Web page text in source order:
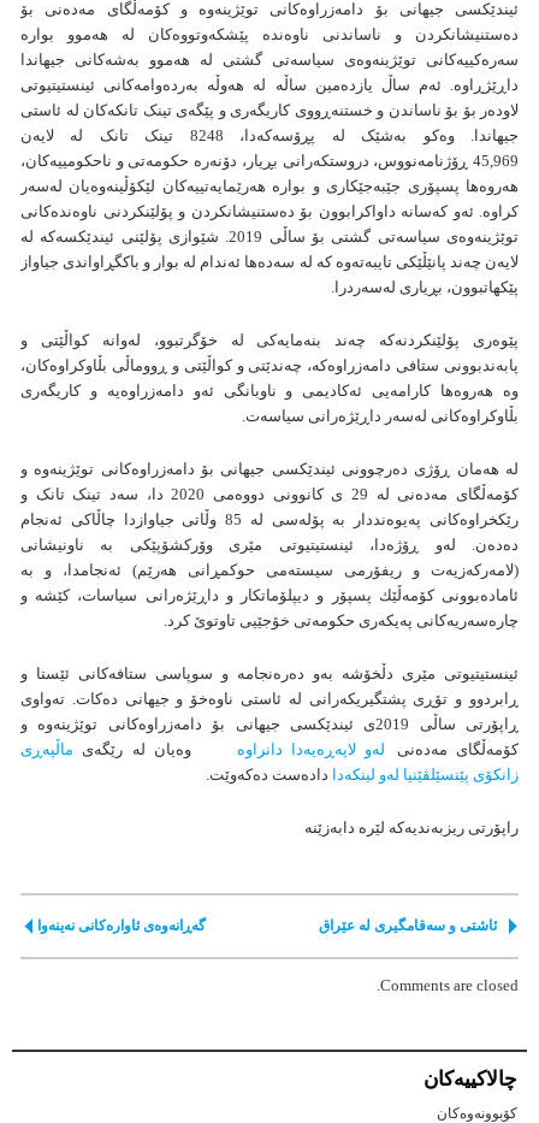
ئیندێکسی جیهانی بۆ دامەزراوەکانی توێژینەوە و کۆمەڵگای مەدەنی بۆ
دەستنیشانکردن و ناساندنی ناوەندە پێشکەوتووەکان لە هەموو بوارە
سەرەکییەکانی توێژینەوەی سیاسەتی گشتی لە هەموو بەشەکانی جیهاندا
داڕێژڕاوە. ئەم ساڵ یازدەمین ساڵە لە هەوڵە بەردەوامەکانی ئینستیتیوتی
لاودەر بۆ بۆ ناساندن و خستنەڕووی کاریگەری و پێگەی تینک تانکەکان لە ئاستی
جیهاندا. وەکو بەشێک لە پڕۆسەکەدا، 8248 تینک تانک لە لایەن
45,969 ڕۆژنامەنووس، دروستکەرانی بڕیار، دۆنەرە حکومەتی و ناحکومییەکان،
هەروەها پسپۆری جێبەجێکاری و بوارە هەرێمایەتییەکان لێکۆڵینەوەیان لەسەر
کراوە. ئەو کەسانە داواکرابوون بۆ دەستنیشانکردن و پۆلێنکردنی ناوەندەکانی
توێژینەوەی سیاسەتی گشتی بۆ ساڵی 2019. شێوازی پۆلێنی ئیندێکسەکە لە
لایەن چەند پانێڵێکی تایبەتەوە کە لە سەدەها ئەندام لە بوار و باکگڕاواندی جیاواز
پێکهاتبوون، بڕیاری لەسەردرا.
پێوەری پۆلێنکردنەکە چەند بنەمایەکی لە خۆگرتبوو، لەوانە کواڵێتی و
پابەندبوونی ستافی دامەزراوەکە، چەندێتی و کواڵێتی و ڕووماڵی بڵاوکراوەکان،
وە هەروەها کارامەیی ئەکادیمی و ناوبانگی ئەو دامەزراوەیە و کاریگەری
بڵاوکراوەکانی لەسەر داڕێژەرانی سیاسەت.
لە هەمان ڕۆژی دەرچوونی ئیندێکسی جیهانی بۆ دامەزراوەکانی توێژینەوە و
کۆمەڵگای مەدەنی لە 29 ی کانوونی دووەمی 2020 دا، سەد تینک تانک و
رێکخراوەکانی پەیوەنددار بە پۆلەسی لە 85 وڵاتی جیاوازدا چاڵاکی ئەنجام
دەدەن. لەو ڕۆژەدا، ئینستیتیوتی مێری وۆركشۆپێكی بە ناونیشانی
(لامەركەزیەت و ریفۆرمی سیستەمی حوكمڕانی هەرێم) ئەنجامدا، و بە
ئامادەبوونی كۆمەڵێك پسپۆر و دیپلۆماتكار و داڕێژەرانی سیاسات، كێشە و
چارەسەریەكانی پەیكەری حكومەتی خۆجێیی تاوتوێ كرد.
ئینستیتیوتی مێری دڵخۆشە بەو دەرەنجامە و سوپاسی ستافەکانی ئێستا و
ڕابردوو و تۆڕی پشتگیریکەرانی لە ئاستی ناوەخۆ و جیهانی دەکات. تەواوی
ڕاپۆرتی ساڵی 2019ی ئیندێکسی جیهانی بۆ دامەزراوەکانی توێژینەوە و
کۆمەڵگای مەدەنی
لەو لاپەڕەیەدا دانراوە وەیان لە رێگەی ماڵپەڕی
زانكۆی پێنسێلڤێنیا لەو لینكەدا دادەست دەکەوێت.
راپۆرتی ریزبەندیەكە لێرە دابەزێنە
ئاشتی و سەقامگیری لە عێراق گەڕانەوەی ئاوارەكانی نەینەوا
Comments are closed.
چالاكییه‌كان
کۆبوونەوەکان